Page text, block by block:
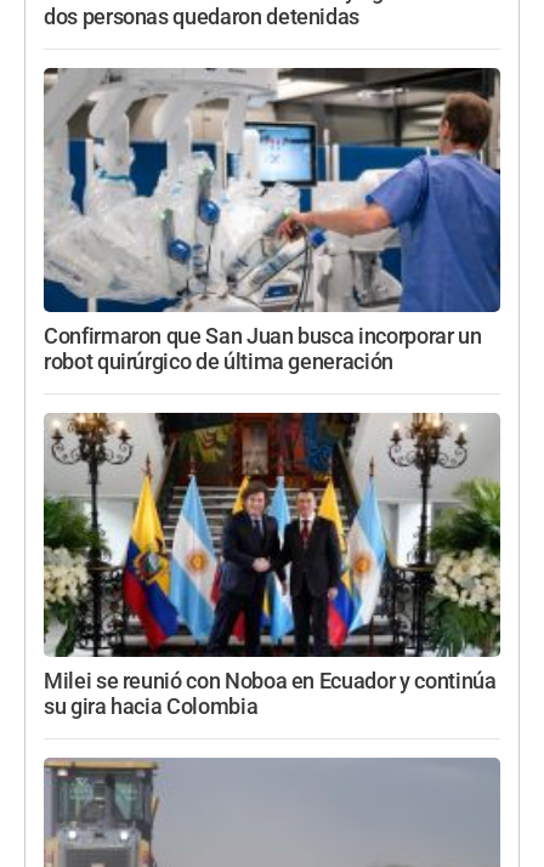
dos personas quedaron detenidas
Confirmaron que San Juan busca incorporar un
robot quirúrgico de última generación
Milei se reunió con Noboa en Ecuador y continúa
su gira hacia Colombia